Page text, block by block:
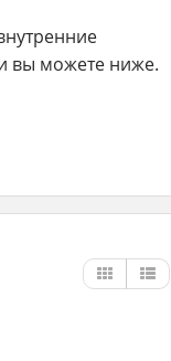
вы можете ниже.